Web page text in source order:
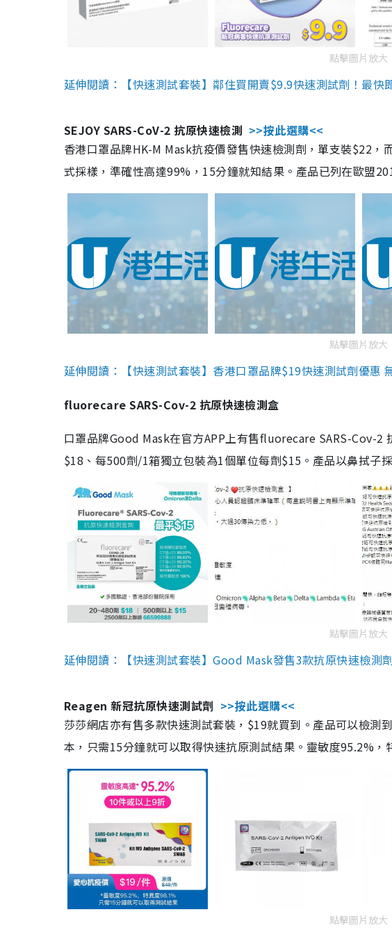
點擊圖片放大
延伸閱讀：【快速測試套裝】鄰住買開賣$9.9快速測試劑！最快
SEJOY SARS-CoV-2 抗原快速檢測 >>按此選購<<
香港口罩品牌HK-M Mask抗疫價發售快速檢測劑，單支裝$22
式採樣，準確性高達99%，15分鐘就知結果。產品已列在歐盟
點擊圖片放大
延伸閱讀：【快速測試套裝】香港口罩品牌$19快速測試劑優惠
fluorecare SARS-Cov-2 抗原快速檢測盒
口罩品牌Good Mask在官方APP上有售fluorecare SARS-Cov-2
$18、每500劑/1箱獨立包裝為1個單位每劑$15。產品以鼻拭子
點擊圖片放大
延伸閱讀：【快速測試套裝】Good Mask發售3款抗原快速檢測
Reagen 新冠抗原快速測試劑 >>按此選購<<
莎莎網店亦有售多款快速測試套裝，$19就買到。產品可以檢
本，只需15分鐘就可以取得快速抗原測試結果。靈敏度95.2%，
點擊圖片放大